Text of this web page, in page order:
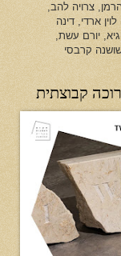
צרויה להב,
ארדי, דינה
יורם עשת,
קרבסי
קבוצתית